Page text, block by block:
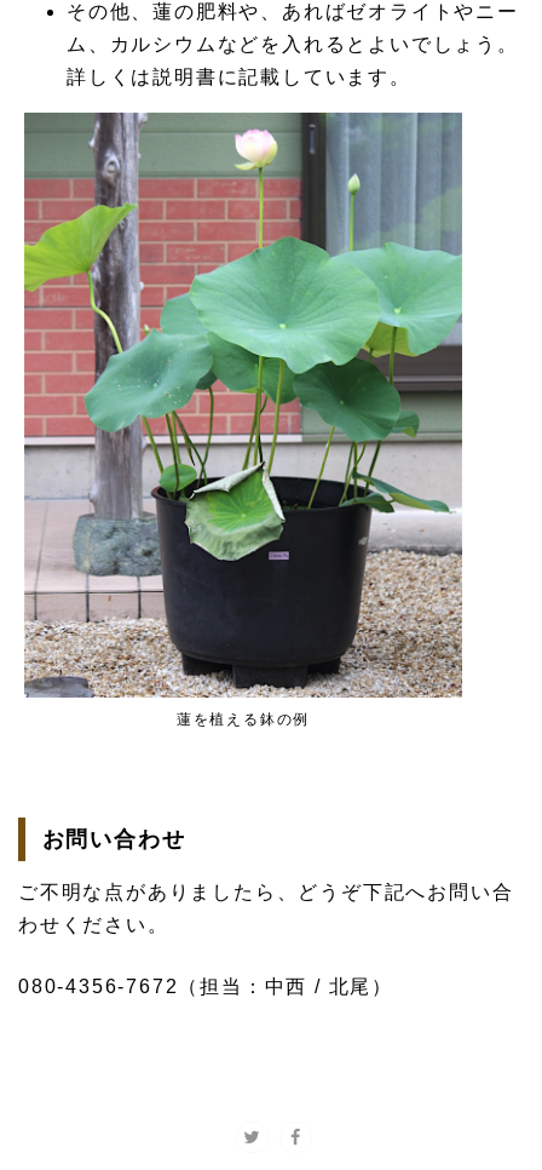
その他、蓮の肥料や、あればゼオライトやニー
ム、カルシウムなどを入れるとよいでしょう。
詳しくは説明書に記載しています。
蓮を植える鉢の例
お問い合わせ
ご不明な点がありましたら、どうぞ下記へお問い合
わせください。
080-4356-7672（担当：中西 / 北尾）